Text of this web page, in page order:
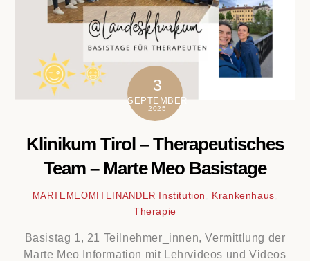
3
SEPTEMBER
2025
Klinikum Tirol – Therapeutisches
Team – Marte Meo Basistage
MARTEMEOMITEINANDER Institution Krankenhaus
Therapie
Basistag 1, 21 Teilnehmer_innen, Vermittlung der
Marte Meo Information mit Lehrvideos und Videos